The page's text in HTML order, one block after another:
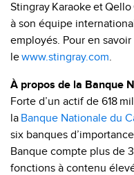
Stingray Karaoke et
à son équipe
employés. Pour en
lewww.stingray.com.
À propos de la Banque
Forte d’un actif de 618
la Banque Nationale du
six banques
Banque compte plus de
fonctions à contenu